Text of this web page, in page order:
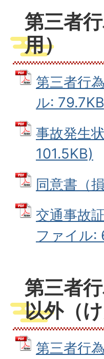
第三者
用）
第三者行
ル:
事故発生
101.5KB)
同意書（
交通事故
ファイル:
第三者
以外（
第三者行